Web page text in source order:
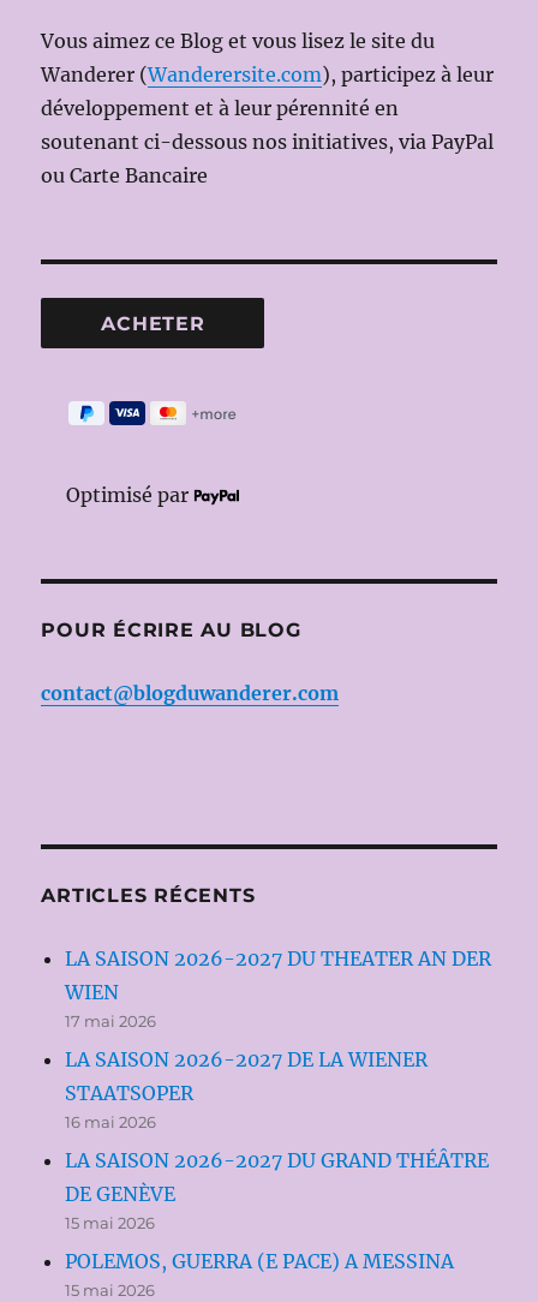
Vous aimez ce Blog et vous lisez le site du
Wanderer (Wanderersite.com), participez à leur
développement et à leur pérennité en
soutenant ci-dessous nos initiatives, via PayPal
ou Carte Bancaire
Optimisé par
POUR ÉCRIRE AU BLOG
contact@blogduwanderer.com
ARTICLES RÉCENTS
LA SAISON 2026-2027 DU THEATER AN DER
WIEN
17 mai 2026
LA SAISON 2026-2027 DE LA WIENER
STAATSOPER
16 mai 2026
LA SAISON 2026-2027 DU GRAND THÉÂTRE
DE GENÈVE
15 mai 2026
POLEMOS, GUERRA (E PACE) A MESSINA
15 mai 2026